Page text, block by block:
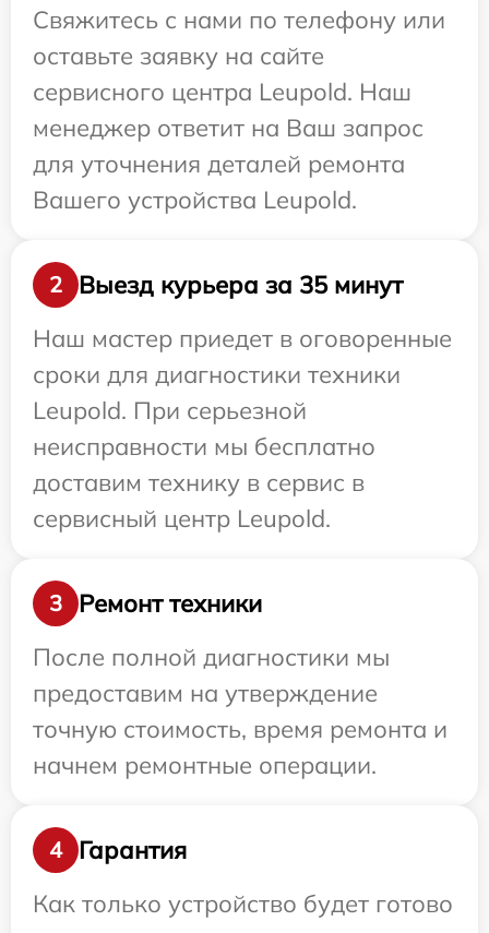
Свяжитесь с нами по телефону или
оставьте заявку на сайте
сервисного центра Leupold. Наш
менеджер ответит на Ваш запрос
для уточнения деталей ремонта
Вашего устройства Leupold.
2
Выезд курьера за 35 минут
Наш мастер приедет в оговоренные
сроки для диагностики техники
Leupold. При серьезной
неисправности мы бесплатно
доставим технику в сервис в
сервисный центр Leupold.
3
Ремонт техники
После полной диагностики мы
предоставим на утверждение
точную стоимость, время ремонта и
начнем ремонтные операции.
4
Гарантия
Как только устройство будет готово